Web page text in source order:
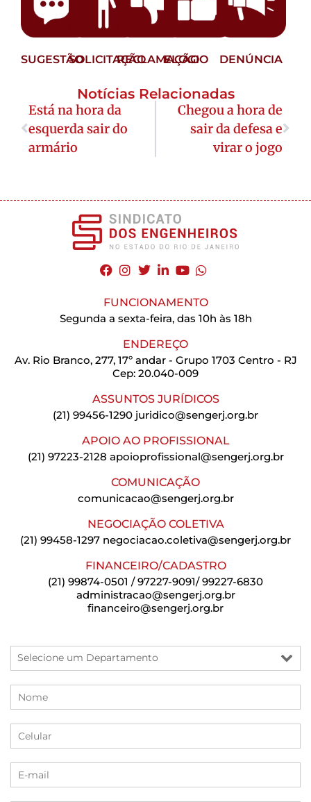
SUGESTÃOSOLICITAÇÃORECLAMAÇÃO
ELOGIO DENÚNCIA
Notícias Relacionadas
Está na hora da
esquerda sair do
armário
Chegou a hora de
sair da defesa e
virar o jogo
FUNCIONAMENTO
Segunda a sexta-feira, das 10h às 18h
ENDEREÇO
Av. Rio Branco, 277, 17º andar - Grupo 1703 Centro - RJ
Cep: 20.040-009
ASSUNTOS JURÍDICOS
(21) 99456-1290 juridico@sengerj.org.br
APOIO AO PROFISSIONAL
(21) 97223-2128 apoioprofissional@sengerj.org.br
COMUNICAÇÃO
comunicacao@sengerj.org.br
NEGOCIAÇÃO COLETIVA
(21) 99458-1297 negociacao.coletiva@sengerj.org.br
FINANCEIRO/CADASTRO
(21) 99874-0501 / 97227-9091/ 99227-6830
administracao@sengerj.org.br
financeiro@sengerj.org.br